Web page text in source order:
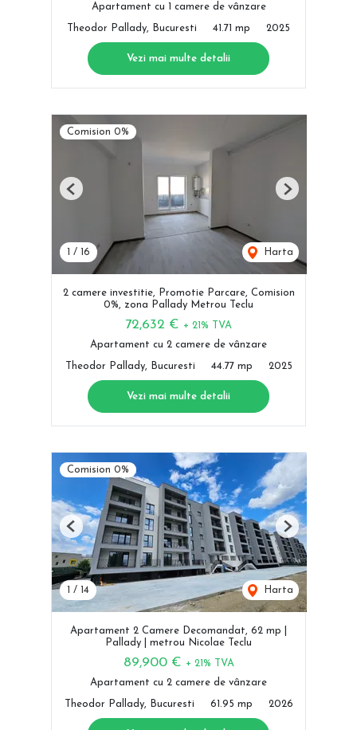
Apartament cu 1 camere de vânzare
Theodor Pallady, Bucuresti 41.71 mp 2025
Vezi mai multe detalii
Comision 0%
1 / 16 Harta
Previous Next
2 camere investitie, Promotie Parcare, Comision
0%, zona Pallady Metrou Teclu
72,632 € + 21% TVA
Apartament cu 2 camere de vânzare
Theodor Pallady, Bucuresti 44.77 mp 2025
Vezi mai multe detalii
Comision 0%
1 / 14 Harta
Previous Next
Apartament 2 Camere Decomandat, 62 mp |
Pallady | metrou Nicolae Teclu
89,900 € + 21% TVA
Apartament cu 2 camere de vânzare
Theodor Pallady, Bucuresti 61.95 mp 2026